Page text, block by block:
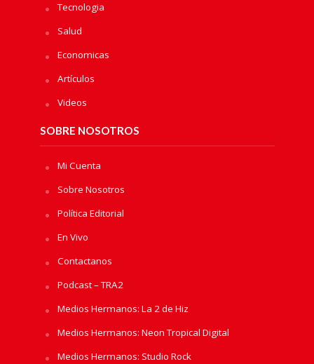
Tecnologia
Salud
Economicas
Artículos
Videos
SOBRE NOSOTROS
Mi Cuenta
Sobre Nosotros
Política Editorial
En Vivo
Contactanos
Podcast – TRA2
Medios Hermanos: La 2 de Hiz
Medios Hermanos: Neon Tropical Digital
Medios Hermanos: Studio Rock